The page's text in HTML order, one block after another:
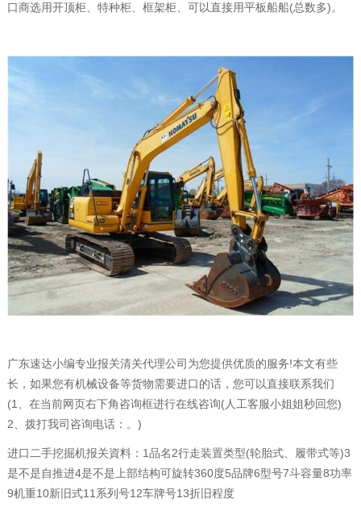
口商选用开顶柜、特种柜、框架柜、可以直接用平板船船(总数多)。
广东速达小编专业报关清关代理公司为您提供优质的服务!本文有些
长，如果您有机械设备等货物需要进口的话，您可以直接联系我们
(1、在当前网页右下角咨询框进行在线咨询(人工客服小姐姐秒回您)
2、拨打我司咨询电话：。)
进口二手挖掘机报关資料：1品名2行走装置类型(轮胎式、履带式等)3
是不是自推进4是不是上部结构可旋转360度5品牌6型号7斗容量8功率
9机重10新旧式11系列号12车牌号13折旧程度